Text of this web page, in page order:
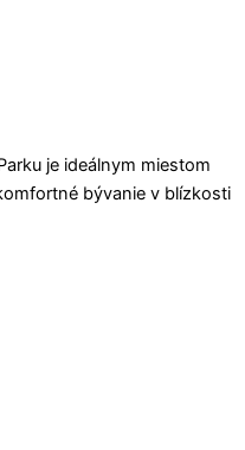
je ideálnym miestom
bývanie v blízkosti